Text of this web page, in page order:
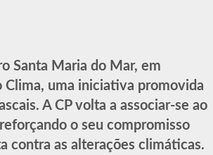
Santa Maria do Mar, em
Clima, uma iniciativa promovida
A CP volta a associar-se ao
o seu compromisso
contra as alterações climáticas.